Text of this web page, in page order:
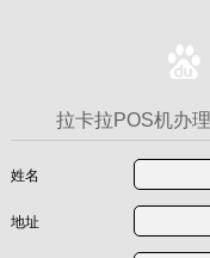
拉卡拉POS机办
姓名
地址